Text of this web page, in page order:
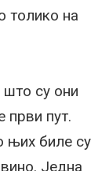
толико на
су они
први пут.
њих биле су
Једна